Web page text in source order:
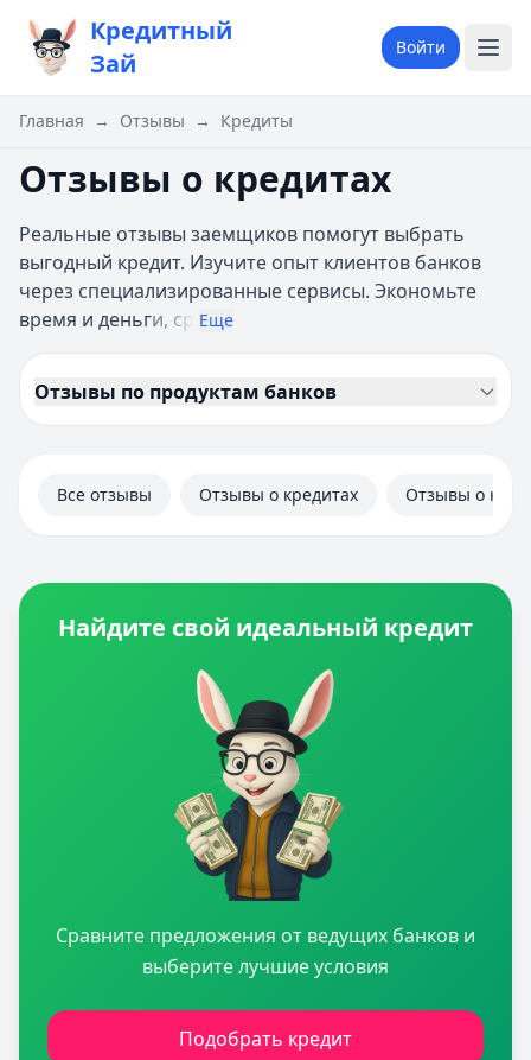
Кредитный
Зай
Войти
Главная → Отзывы → Кредиты
Отзывы о кредитах
Реальные отзывы заемщиков помогут выбрать
выгодный кредит. Изучите опыт клиентов банков
через специализированные сервисы. Экономьте
время и деньги, ср Еще
Отзывы по продуктам банков
Все отзывы Отзывы о кредитах Отзывы о
Найдите свой идеальный кредит
Сравните предложения от ведущих банков и
выберите лучшие условия
Подобрать кредит